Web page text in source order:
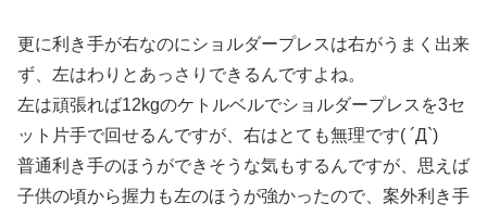
更に利き手が右なのにショルダープレスは右がうまく出来
ず、左はわりとあっさりできるんですよね。
左は頑張れば12kgのケトルベルでショルダープレスを3セ
ット片手で回せるんですが、右はとても無理です( ´Д`)
普通利き手のほうができそうな気もするんですが、思えば
子供の頃から握力も左のほうが強かったので、案外利き手